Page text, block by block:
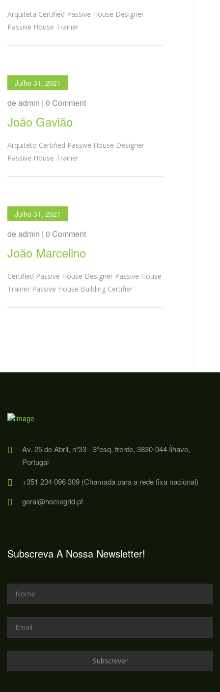
Arquiteta Certified Passive House Designer
Passive House Trainer
Julho 31, 2021
de admin | 0 Comment
João Gavião
Arquiteto Certified Passive House Designer
Passive House Trainer
Julho 31, 2021
de admin | 0 Comment
João Marcelino
Certified Passive House Designer Passive House
Trainer Passive House Building Certifier
Av. 25 de Abril, nº33 - 3ºesq, frente, 3830-044 Ílhavo,
Portugal
+351 234 096 309 (Chamada para a rede fixa nacional)
geral@homegrid.pt
Subscreva A Nossa Newsletter!